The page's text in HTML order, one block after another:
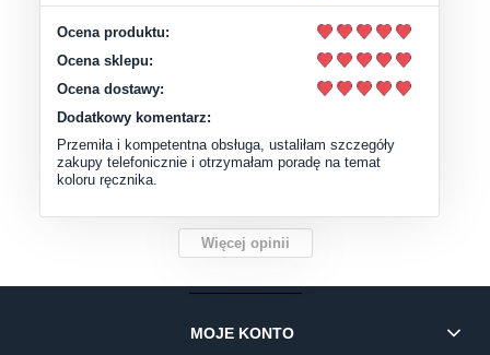
Ocena produktu:
Ocena sklepu:
Ocena dostawy:
Dodatkowy komentarz:
Przemiła i kompetentna obsługa, ustaliłam szczegóły
zakupy telefonicznie i otrzymałam poradę na temat
koloru ręcznika.
Więcej opinii
MOJE KONTO